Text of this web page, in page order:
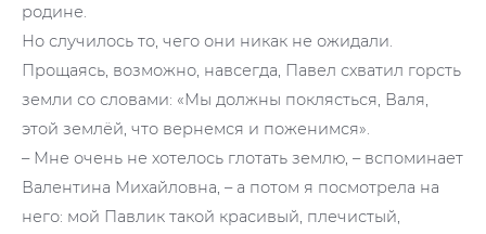
родине.
Но случилось то, чего они никак не ожидали.
Прощаясь, возможно, навсегда, Павел схватил горсть
земли со словами: «Мы должны поклясться, Валя,
этой землёй, что вернемся и поженимся».
– Мне очень не хотелось глотать землю, – вспоминает
Валентина Михайловна, – а потом я посмотрела на
него: мой Павлик такой красивый, плечистый,